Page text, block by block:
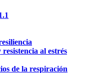
al estrés
de la respiración